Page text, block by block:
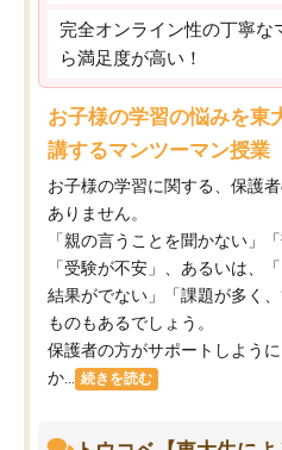
完全オンライン性の丁寧
ら満足度が高い！
お子様の学習の悩みを東
講するマンツーマン授業
お子様の学習に関する、保護
ありません。
「親の言うことを聞かない」
「受験が不安」、あるいは、
結果がでない」「課題が多く
ものもあるでしょう。
保護者の方がサポートしよう
か...
続きを読む